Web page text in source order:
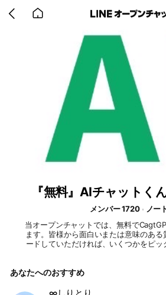
back
『無料』AIチャットく
メンバー 1720
ノー
当オープンチャットでは、無料で
ます。皆様から面白いまたは意味のある
ードしていただければ、いくつかをピッ
ざいます。 オープンチャットのルールとして、互いに敬意と
オープンチャットのテーマに沿っている
あなたへのおすすめ